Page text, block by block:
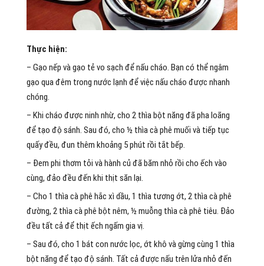
Thực hiện:
– Gạo nếp và gạo tẻ vo sạch để nấu cháo. Bạn có thể ngâm
gạo qua đêm trong nước lạnh để việc nấu cháo được nhanh
chóng.
– Khi cháo được ninh nhừ, cho 2 thìa bột năng đã pha loãng
để tạo độ sánh. Sau đó, cho ½ thìa cà phê muối và tiếp tục
quấy đều, đun thêm khoảng 5 phút rồi tắt bếp.
– Đem phi thơm tỏi và hành củ đã băm nhỏ rồi cho ếch vào
cùng, đảo đều đến khi thịt săn lại.
– Cho 1 thìa cà phê hắc xì dầu, 1 thìa tương ớt, 2 thìa cà phê
đường, 2 thìa cà phê bột nêm, ½ muỗng thìa cà phê tiêu. Đảo
đều tất cả để thịt ếch ngấm gia vị.
– Sau đó, cho 1 bát con nước lọc, ớt khô và gừng cùng 1 thìa
bột năng để tạo độ sánh. Tất cả được nấu trên lửa nhỏ đến